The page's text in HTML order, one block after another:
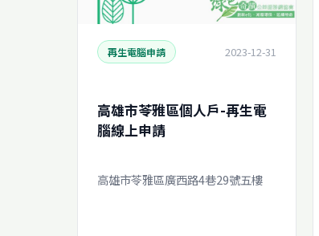
再生電腦申請 2023-12-31
高雄市苓雅區個人戶-再生電
腦線上申請
高雄市苓雅區廣西路4巷29號五樓